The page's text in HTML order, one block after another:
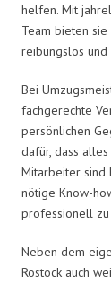
helfen. Mit
Team bieten
reibungslos
Bei
fachgerechte
persönlichen
dafür, dass
Mitarbeiter sind
nötige Know-
professionell
Neben dem
Rostock auch